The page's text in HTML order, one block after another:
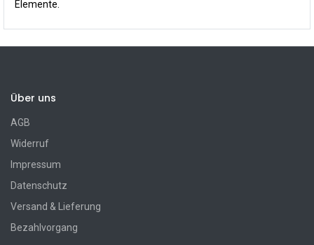
Elemente.
Über uns
AGB
Widerruf
Impressum
Datenschutz
Versand & Lieferung
Bezahlvorgang